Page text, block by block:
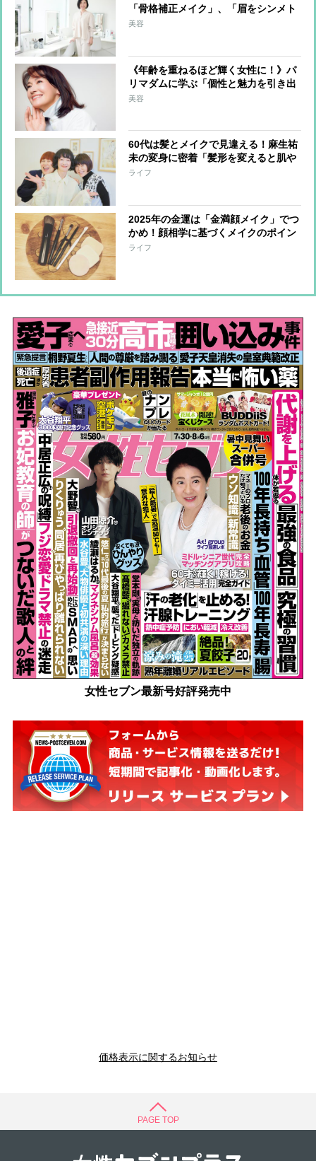
「骨格補正メイク」、「眉をシンメト
リーに」「鼻の下を短く」など5つの
美容
《年齢を重ねるほど輝く女性に！》パ
リマダムに学ぶ「個性と魅力を引き出
す」メイク術をヘアメイクアップアー
美容
60代は髪とメイクで見違える！麻生祐
未の変身に密着「髪形を変えると肌や
表情まで違って見える」「メイクの強
ライフ
2025年の金運は「金満顔メイク」でつ
かめ！顔相学に基づくメイクのポイン
トを開運セラピストが解説
ライフ
女性セブン最新号好評発売中
価格表示に関するお知らせ
PAGE TOP